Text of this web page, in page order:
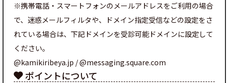
※携帯電話・スマートフォンのメールアドレスをご利用の場合
で、迷惑メールフィルタや、ドメイン指定受信などの設定をさ
れている場合は、下記ドメインを受診可能ドメインに設定して
ください。
@kamikiribeya.jp / @messaging.square.com
ポイントについて